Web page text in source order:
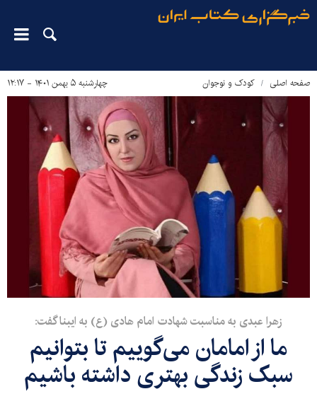
صفحه اصلی کودک و نوجوان چهارشنبه ۵ بهمن ۱۴۰۱ - ۱۲:۱۷
زهرا عبدی به مناسبت شهادت امام هادی (ع) به ایبنا گفت:
ما از امامان می‌گوییم تا بتوانیم
سبک زندگی بهتری داشته باشیم